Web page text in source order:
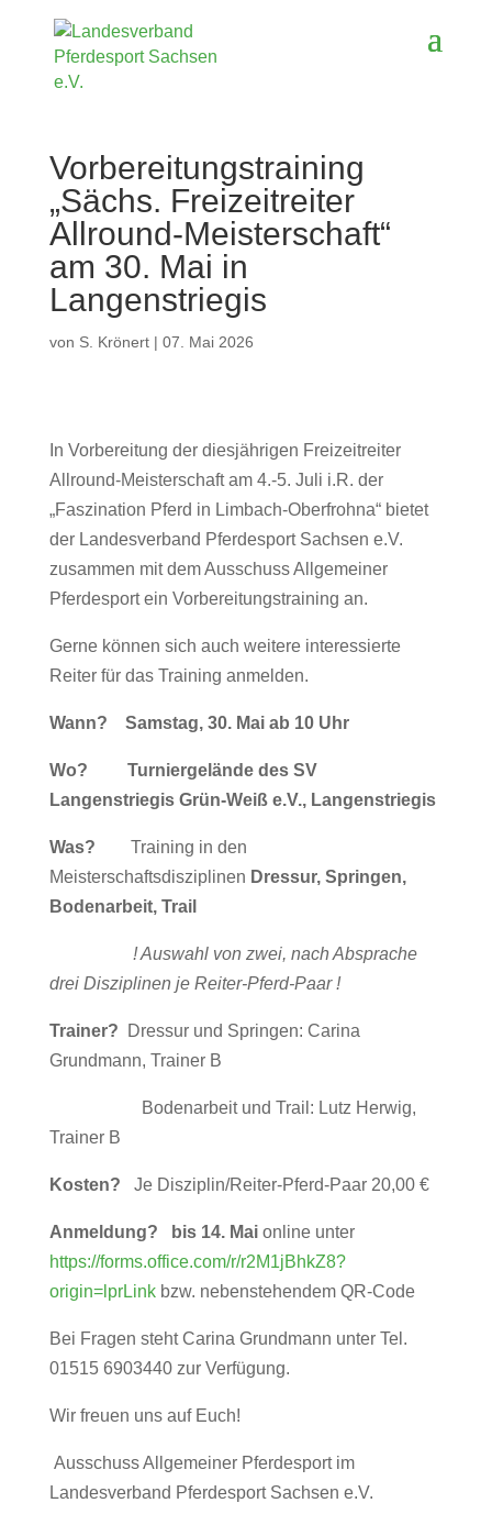
Vorbereitungstraining
„Sächs. Freizeitreiter
Allround-Meisterschaft“
am 30. Mai in
Langenstriegis
von S. Krönert| 07. Mai 2026
In Vorbereitung der diesjährigen Freizeitreiter
Allround-Meisterschaft am 4.-5. Juli i.R. der
„Faszination Pferd in Limbach-Oberfrohna“ bietet
der Landesverband Pferdesport Sachsen e.V.
zusammen mit dem Ausschuss Allgemeiner
Pferdesport ein Vorbereitungstraining an.
Gerne können sich auch weitere interessierte
Reiter für das Training anmelden.
Wann? Samstag, 30. Mai ab 10 Uhr
Wo? Turniergelände des SV
Langenstriegis Grün-Weiß e.V., Langenstriegis
Was?
Training in den
Meisterschaftsdisziplinen Dressur, Springen,
Bodenarbeit, Trail
! Auswahl von zwei, nach Absprache
drei Disziplinen je Reiter-Pferd-Paar !
Trainer? Dressur und Springen: Carina
Grundmann, Trainer B
Bodenarbeit und Trail: Lutz Herwig,
Trainer B
Kosten? Je Disziplin/Reiter-Pferd-Paar 20,00 €
Anmeldung? bis 14. Mai online unter
https://forms.office.com/r/r2M1jBhkZ8?
origin=lprLink bzw. nebenstehendem QR-Code
Bei Fragen steht Carina Grundmann unter Tel.
01515 6903440 zur Verfügung.
Wir freuen uns auf Euch!
Ausschuss Allgemeiner Pferdesport im
Landesverband Pferdesport Sachsen e.V.